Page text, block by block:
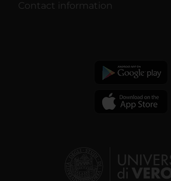
Contact information